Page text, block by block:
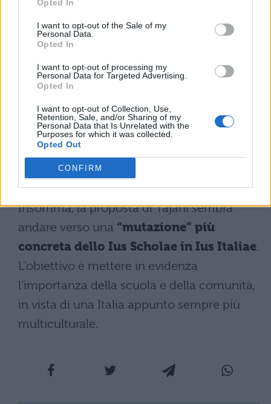
Opted In
I want to opt-out of the Sale of my
Personal Data.
Opted In
I want to opt-out of processing my
Personal Data for Targeted Advertising.
Opted In
I want to opt-out of Collection, Use,
Retention, Sale, and/or Sharing of my
Personal Data that Is Unrelated with the
Purposes for which it was collected.
Opted Out
CONFIRM
Inoltre, ilMinistro Tajani
durante l’intervista ilbisogno di
differenziare il fenomeno
dell’immigrazione con la cittadinanza
per gli stranieri. Talvolta, infatti, si
confondono i due contesti, andando a
creare caos anche dal punto di vista
ministeriale e governativo.
Insomma, la proposta di Tajani sembra
andare verso una “mutazione” più
concreta dello Ius Scholae in Ius Italiae.
L’obiettivo è mettere in evidenza
l’importanza della scuola e della comunità,
in vista di una Italia appunto sempre più
multiculturale.